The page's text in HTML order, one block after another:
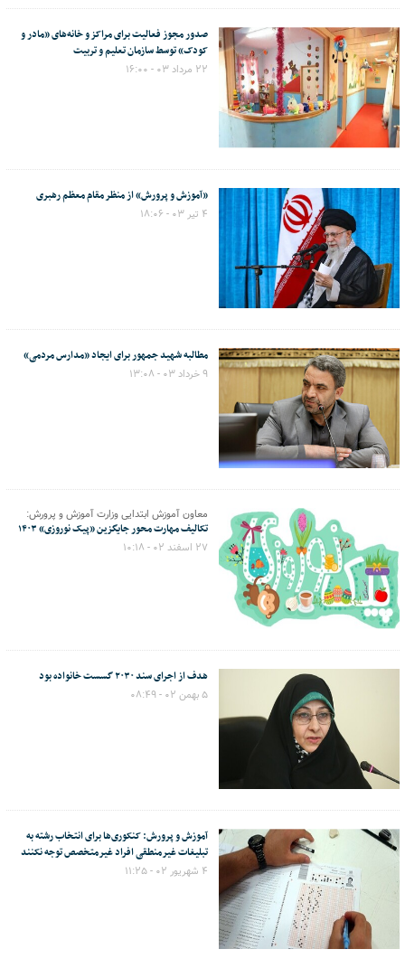
صدور مجوز فعالیت برای مراکز و خانه‌های «مادر و
کودک» توسط سازمان تعلیم و تربیت
۲۲ مرداد ۰۳ - ۱۶:۰۰
«آموزش و پرورش» از منظر مقام معظم رهبری
۴ تیر ۰۳ - ۱۸:۰۶
مطالبه شهید جمهور برای ایجاد «مدارس مردمی»
۹ خرداد ۰۳ - ۱۳:۰۸
معاون آموزش ابتدایی وزارت آموزش و پرورش:
تکالیف مهارت محور جایگزین «پیک نوروزی» ۱۴۰۳
۲۷ اسفند ۰۲ - ۱۰:۱۸
هدف از اجرای سند ۲۰۳۰ گسست خانواده بود
۵ بهمن ۰۲ - ۰۸:۴۹
آموزش و پرورش: کنکوری‌ها برای انتخاب رشته به
تبلیغات غیرمنطقی افراد غیرمتخصص توجه نکنند
۴ شهریور ۰۲ - ۱۱:۲۵